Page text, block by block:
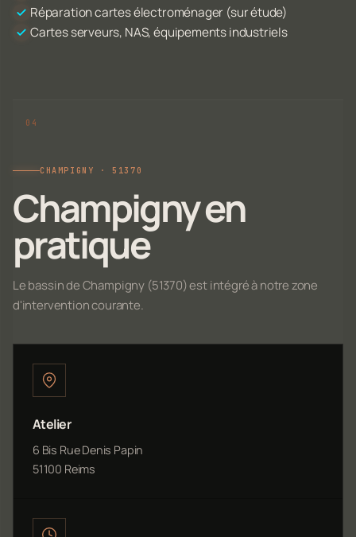
Réparation cartes électroménager (sur étude)
Cartes serveurs, NAS, équipements industriels
CHAMPIGNY · 51370
Champigny en
pratique
Le bassin de Champigny (51370) est intégré à notre zone
d'intervention courante.
Atelier
6 Bis Rue Denis Papin
51100 Reims